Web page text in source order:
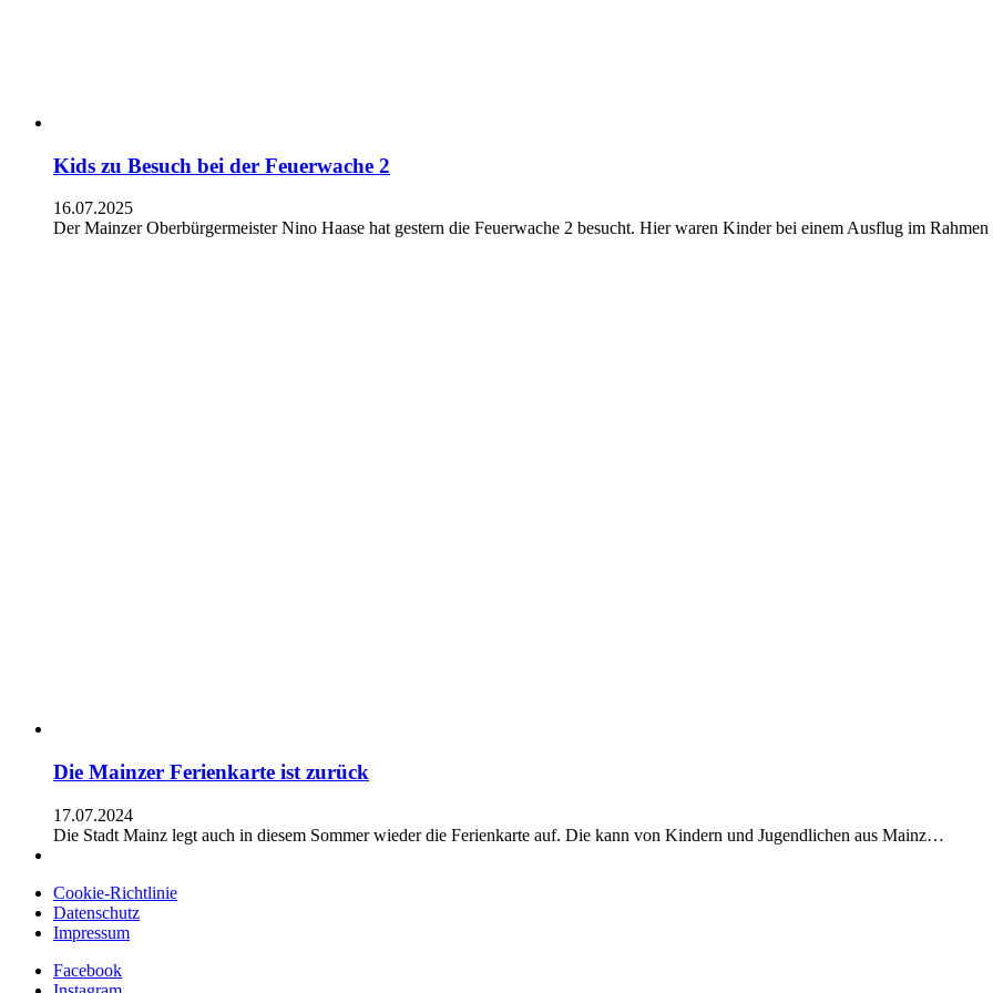
Kids zu Besuch bei der Feuerwache 2
16.07.2025
Der Mainzer Oberbürgermeister Nino Haase hat gestern die Feuerwache 2 besucht. Hier waren Kinder bei einem Ausflug im
Die Mainzer Ferienkarte ist zurück
17.07.2024
Die Stadt Mainz legt auch in diesem Sommer wieder die Ferienkarte auf. Die kann von Kindern und Jugendlichen aus Mainz…
Cookie-Richtlinie
Datenschutz
Impressum
Facebook